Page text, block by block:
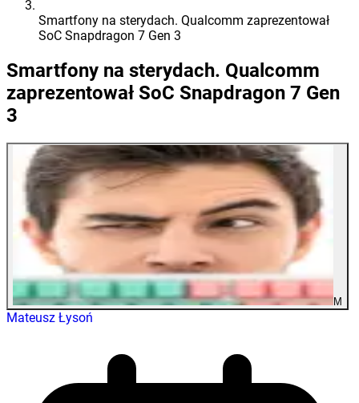
Smartfony na sterydach. Qualcomm zaprezentował
SoC Snapdragon 7 Gen 3
Smartfony na sterydach. Qualcomm
zaprezentował SoC Snapdragon 7 Gen
3
M
Mateusz Łysoń